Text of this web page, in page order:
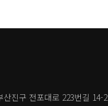
산진구 전포대로 223번길 14-